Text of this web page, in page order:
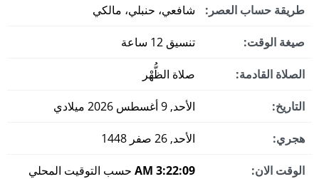
طريقة حساب العصر: شافعي، حنبلي، مالكي
صيغة الوقت: تنسيق 12 ساعة
الصلاة القادمة: صلاة الظُّهْر
التاريخ: الأحد, 9 أغسطس 2026 ميلادي
هجري: الأحد, 26 صفر 1448
الوقت الان: 3:22:10 AM
حسب التوقيت المحلي